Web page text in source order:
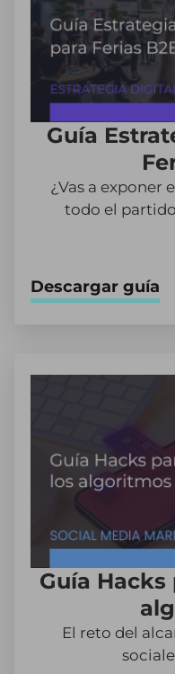
Guía
¿Vas a exponer
todo el
Descargar guía
Guía Hacks
El reto del